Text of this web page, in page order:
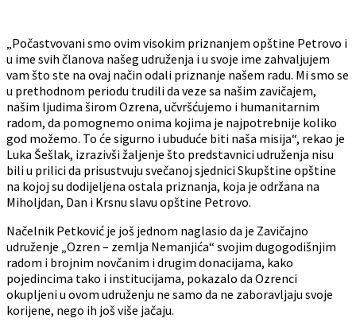
„Počastvovani smo ovim visokim priznanjem opštine Petrovo i
u ime svih članova našeg udruženja i u svoje ime zahvaljujem
vam što ste na ovaj način odali priznanje našem radu. Mi smo se
u prethodnom periodu trudili da veze sa našim zavičajem,
našim ljudima širom Ozrena, učvršćujemo i humanitarnim
radom, da pomognemo onima kojima je najpotrebnije koliko
god možemo. To će sigurno i ubuduće biti naša misija“, rekao je
Luka Šešlak, izrazivši žaljenje što predstavnici udruženja nisu
bili u prilici da prisustvuju svečanoj sjednici Skupštine opštine
na kojoj su dodijeljena ostala priznanja, koja je održana na
Miholjdan, Dan i Krsnu slavu opštine Petrovo.
Načelnik Petković je još jednom naglasio da je Zavičajno
udruženje „Ozren – zemlja Nemanjića“ svojim dugogodišnjim
radom i brojnim novčanim i drugim donacijama, kako
pojedincima tako i institucijama, pokazalo da Ozrenci
okupljeni u ovom udruženju ne samo da ne zaboravljaju svoje
korijene, nego ih još više jačaju.